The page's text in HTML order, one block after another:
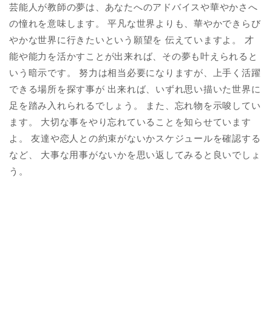
芸能人が教師の夢は、あなたへのアドバイスや華やかさへ
の憧れを意味します。 平凡な世界よりも、華やかできらび
やかな世界に行きたいという願望を 伝えていますよ。 才
能や能力を活かすことが出来れば、その夢も叶えられると
いう暗示です。 努力は相当必要になりますが、上手く活躍
できる場所を探す事が 出来れば、いずれ思い描いた世界に
足を踏み入れられるでしょう。 また、忘れ物を示唆してい
ます。 大切な事をやり忘れていることを知らせています
よ。 友達や恋人との約束がないかスケジュールを確認する
など、 大事な用事がないかを思い返してみると良いでしょ
う。